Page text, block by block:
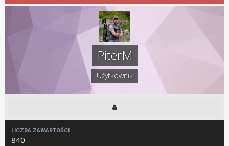
PiterM
Użytkownik
LICZBA ZAWARTOŚCI
840